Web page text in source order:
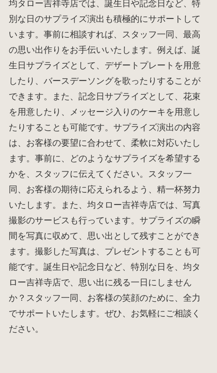
均タロー吉祥寺店では、誕生日や記念日など、特
別な日のサプライズ演出も積極的にサポートして
います。事前に相談すれば、スタッフ一同、最高
の思い出作りをお手伝いいたします。例えば、誕
生日サプライズとして、デザートプレートを用意
したり、バースデーソングを歌ったりすることが
できます。また、記念日サプライズとして、花束
を用意したり、メッセージ入りのケーキを用意し
たりすることも可能です。サプライズ演出の内容
は、お客様の要望に合わせて、柔軟に対応いたし
ます。事前に、どのようなサプライズを希望する
かを、スタッフに伝えてください。スタッフ一
同、お客様の期待に応えられるよう、精一杯努力
いたします。また、均タロー吉祥寺店では、写真
撮影のサービスも行っています。サプライズの瞬
間を写真に収めて、思い出として残すことができ
ます。撮影した写真は、プレゼントすることも可
能です。誕生日や記念日など、特別な日を、均タ
ロー吉祥寺店で、思い出に残る一日にしません
か？スタッフ一同、お客様の笑顔のために、全力
でサポートいたします。ぜひ、お気軽にご相談く
ださい。